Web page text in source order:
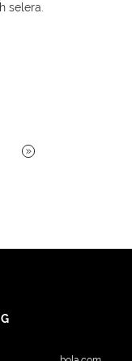
selera.